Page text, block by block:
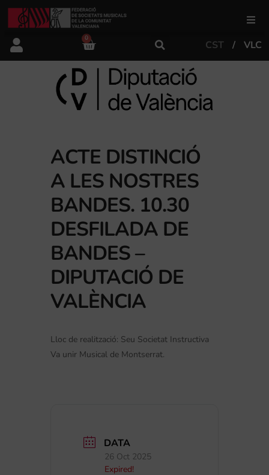
FSMCV
Àrea de gestió
Àrea Artística
Actualitat
0
CST VLC
ACTE DISTINCIÓ
A LES NOSTRES
BANDES. 10.30
DESFILADA DE
BANDES –
DIPUTACIÓ DE
VALÈNCIA
Lloc de realització: Seu Societat Instructiva
Va unir Musical de Montserrat.
DATA
26 Oct 2025
Expired!